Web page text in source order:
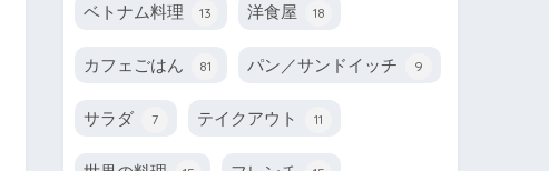
ベトナム料理 13 洋食屋 18
カフェごはん 81 パン／サンドイッチ 9
サラダ 7 テイクアウト 11